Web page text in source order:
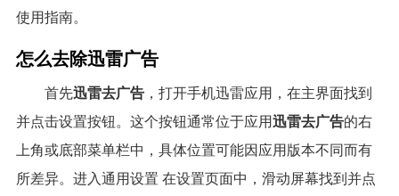
使用指南。
怎么去除迅雷广告
首先迅雷去广告，打开手机迅雷应用，在主界面找到
并点击设置按钮。这个按钮通常位于应用迅雷去广告的右
上角或底部菜单栏中，具体位置可能因应用版本不同而有
所差异。进入通用设置 在设置页面中，滑动屏幕找到并点